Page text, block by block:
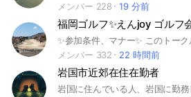
メンバー 228
19 分前
メンバー 332
22 時間前
岩国市近郊在住在勤者